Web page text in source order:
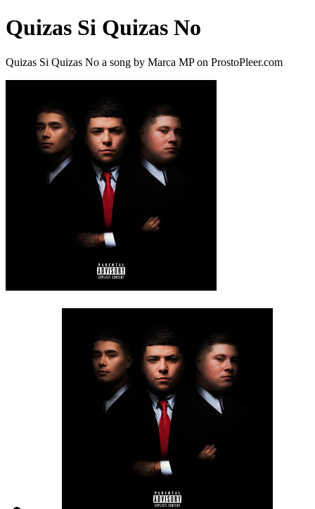
Quizas Si Quizas No
Quizas Si Quizas No a song by Marca MP on ProstoPleer.com